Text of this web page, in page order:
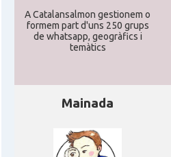
A Catalansalmon gestionem o
formem part d'uns 250 grups
de whatsapp, geogràfics i
temàtics
Mainada